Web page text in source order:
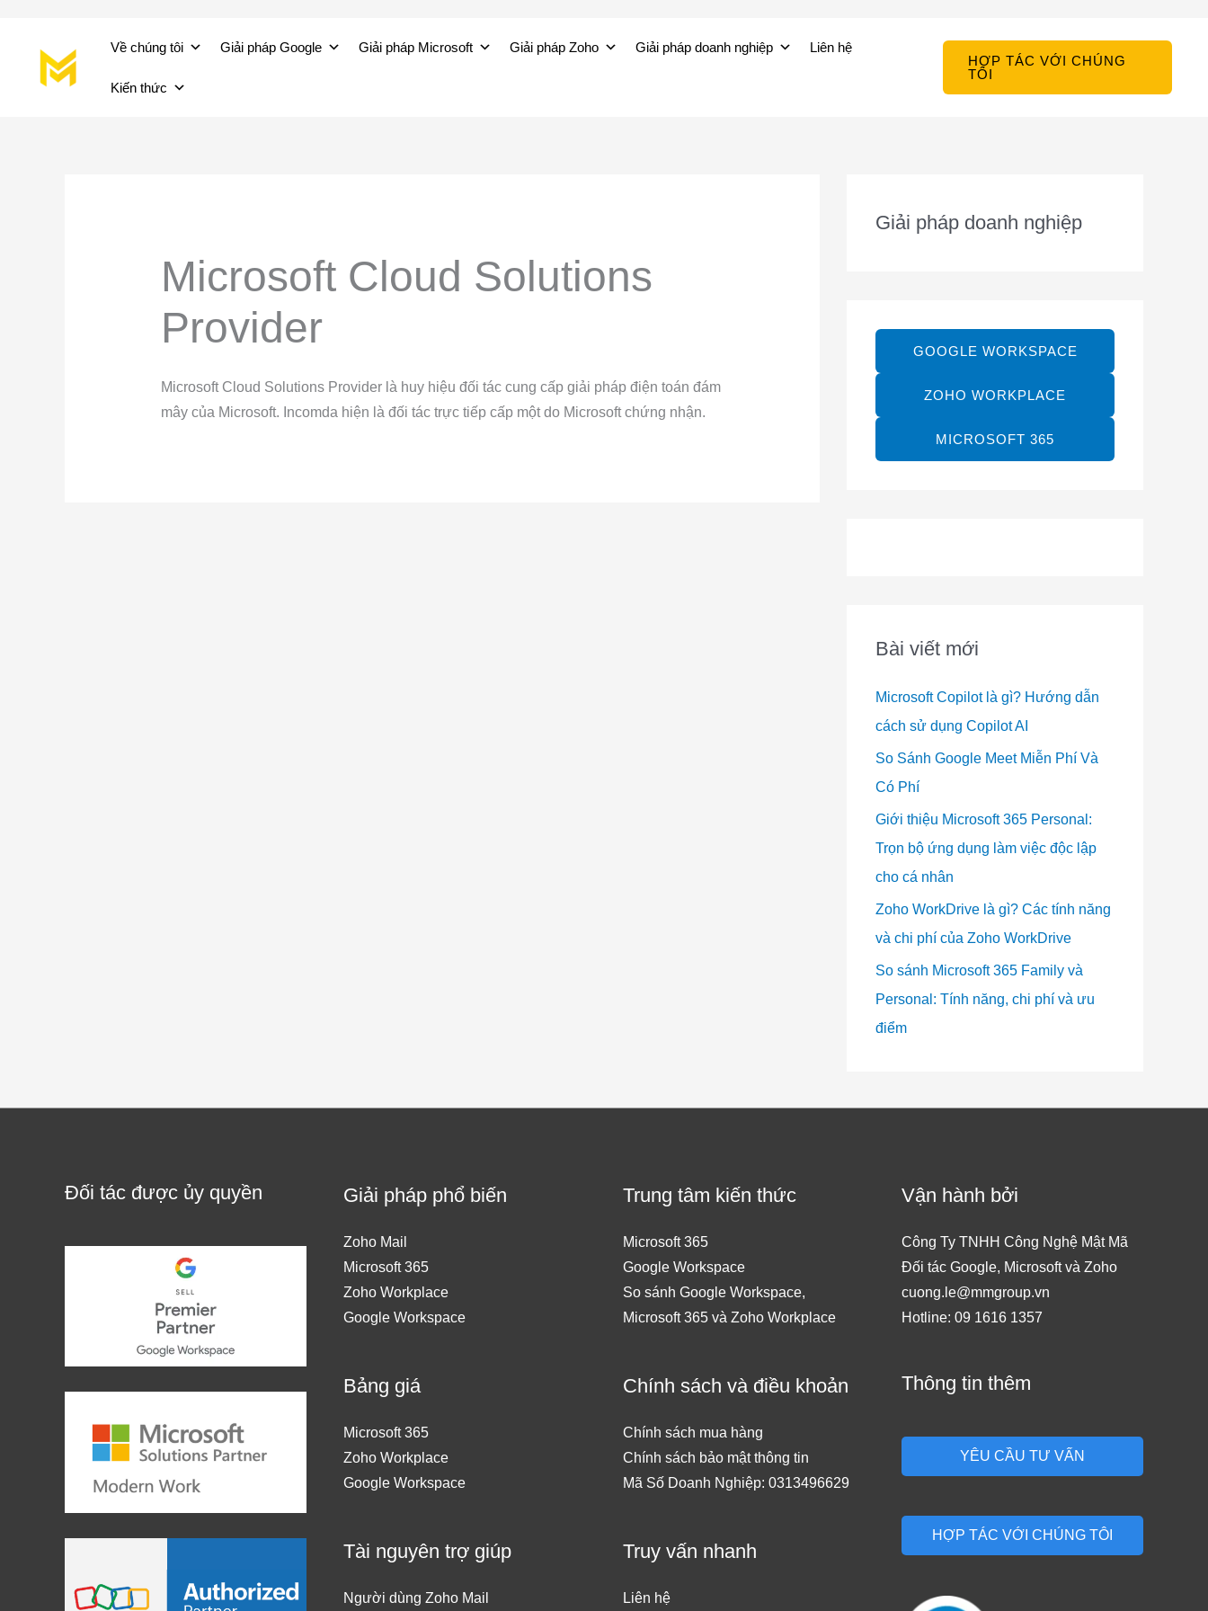
Về chúng tôi Giải pháp Google Giải pháp Microsoft Giải pháp Zoho Giải pháp doanh nghiệp Liên hệ
Kiến thức
HỢP TÁC VỚI CHÚNG
TÔI
Microsoft Cloud Solutions
Provider
Microsoft Cloud Solutions Provider là huy hiệu đối tác cung cấp giải pháp điện toán đám
mây của Microsoft. Incomda hiện là đối tác trực tiếp cấp một do Microsoft chứng nhận.
Giải pháp doanh nghiệp
GOOGLE WORKSPACE
ZOHO WORKPLACE
MICROSOFT 365
Bài viết mới
Microsoft Copilot là gì? Hướng dẫn
cách sử dụng Copilot AI
So Sánh Google Meet Miễn Phí Và
Có Phí
Giới thiệu Microsoft 365 Personal:
Trọn bộ ứng dụng làm việc độc lập
cho cá nhân
Zoho WorkDrive là gì? Các tính năng
và chi phí của Zoho WorkDrive
So sánh Microsoft 365 Family và
Personal: Tính năng, chi phí và ưu
điểm
Đối tác được ủy quyền Giải pháp phổ biến
Zoho Mail
Microsoft 365
Zoho Workplace
Google Workspace
Bảng giá
Microsoft 365
Zoho Workplace
Google Workspace
Tài nguyên trợ giúp
Người dùng Zoho Mail
Trung tâm kiến thức
Microsoft 365
Google Workspace
So sánh Google Workspace,
Microsoft 365 và Zoho Workplace
Chính sách và điều khoản
Chính sách mua hàng
Chính sách bảo mật thông tin
Mã Số Doanh Nghiệp: 0313496629
Truy vấn nhanh
Liên hệ
Vận hành bởi
Công Ty TNHH Công Nghệ Mật Mã
Đối tác Google, Microsoft và Zoho
cuong.le@mmgroup.vn
Hotline: 09 1616 1357
Thông tin thêm
YÊU CẦU TƯ VẤN
HỢP TÁC VỚI CHÚNG TÔI